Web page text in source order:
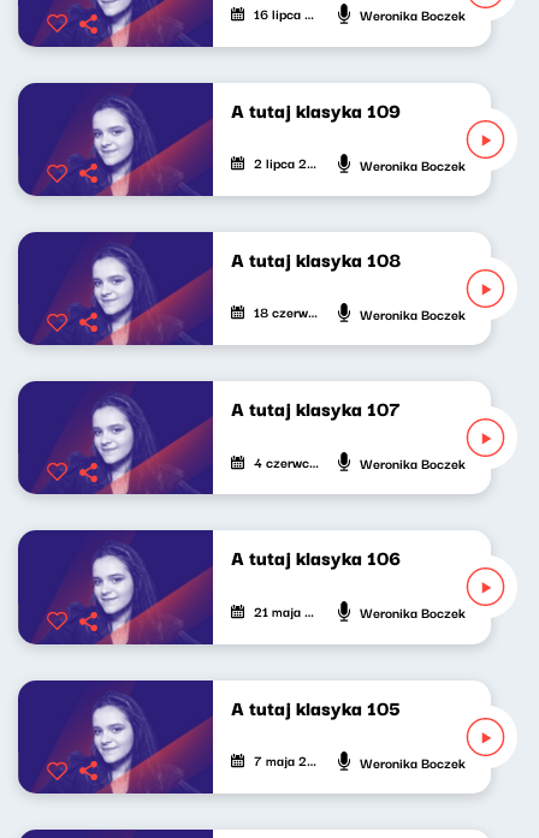
16 lipca 2026 Weronika Boczek
A tutaj klasyka 109
2 lipca 2026 Weronika Boczek
A tutaj klasyka 108
18 czerwca 2026 Weronika Boczek
A tutaj klasyka 107
4 czerwca 2026 Weronika Boczek
A tutaj klasyka 106
21 maja 2026 Weronika Boczek
A tutaj klasyka 105
7 maja 2026 Weronika Boczek